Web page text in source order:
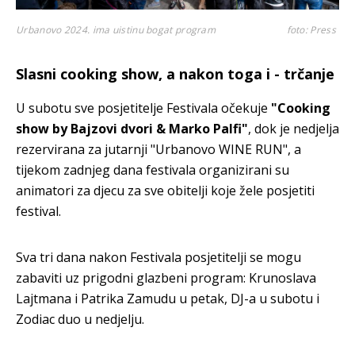
Urbanovo 2024. ima uistinu bogat program foto: Press
Slasni cooking show, a nakon toga i - trčanje
U subotu sve posjetitelje Festivala očekuje "Cooking
show by Bajzovi dvori & Marko Palfi", dok je nedjelja
rezervirana za jutarnji "Urbanovo WINE RUN", a
tijekom zadnjeg dana festivala organizirani su
animatori za djecu za sve obitelji koje žele posjetiti
festival.
Sva tri dana nakon Festivala posjetitelji se mogu
zabaviti uz prigodni glazbeni program: Krunoslava
Lajtmana i Patrika Zamudu u petak, DJ-a u subotu i
Zodiac duo u nedjelju.